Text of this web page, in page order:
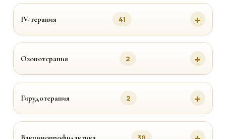
IV-терапия 41
Озонотерапия 2
Гирудотерапия 2